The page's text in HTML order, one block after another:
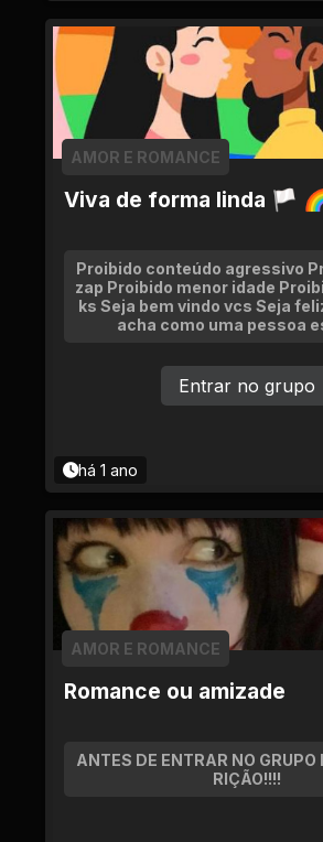
Viva de forma linda 🏳
AMOR E ROMANCE
Proibido conteúdo agressivo
zap Proibido menor idade
ks Seja bem vindo vcs Seja
acha como uma pessoa
há 1 ano
Entrar no grupo
Romance ou amizade
AMOR E ROMANCE
ANTES DE ENTRAR NO GRUPO
RIÇÃO!!!!